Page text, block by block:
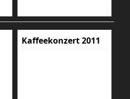
Kaffeekonzert 2011